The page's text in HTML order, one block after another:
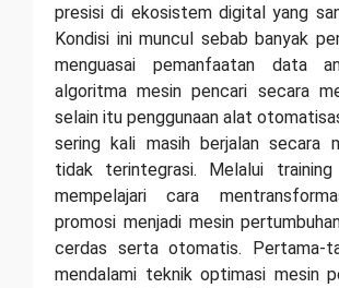
presisi di ekosistem digital yang
Kondisi ini muncul sebab banyak
menguasai pemanfaatan data
algoritma mesin pencari secara
selain itu penggunaan alat
sering kali masih berjalan secara
tidak terintegrasi. Melalui
mempelajari cara
promosi menjadi mesin
cerdas serta otomatis. Pertama-
mendalami teknik optimasi mesin